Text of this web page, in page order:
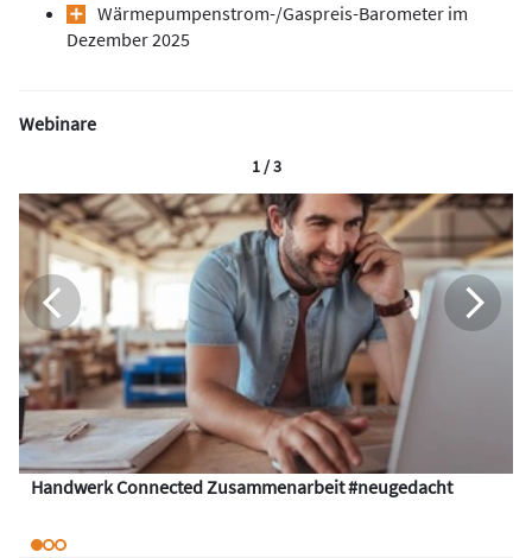
Wärmepumpen­strom-/Gas­preis­-Baro­meter im
Dezember 2025
Webinare
Handwerk Connected Zusammenarbeit #neugedacht
1 / 3